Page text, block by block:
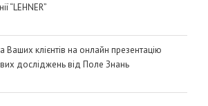
“LEHNER”
Ваших клієнтів на онлайн презентацію
досліджень від Поле Знань